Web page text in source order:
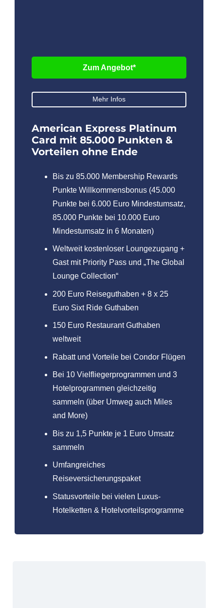
Zum Angebot*
Mehr Infos
American Express Platinum
Card mit 85.000 Punkten &
Vorteilen ohne Ende
Bis zu 85.000 Membership Rewards
Punkte Willkommensbonus (45.000
Punkte bei 6.000 Euro Mindestumsatz,
85.000 Punkte bei 10.000 Euro
Mindestumsatz in 6 Monaten)
Weltweit kostenloser Loungezugang +
Gast mit Priority Pass und „The Global
Lounge Collection“
200 Euro Reiseguthaben + 8 x 25
Euro Sixt Ride Guthaben
150 Euro Restaurant Guthaben
weltweit
Rabatt und Vorteile bei Condor Flügen
Bei 10 Vielfliegerprogrammen und 3
Hotelprogrammen gleichzeitig
sammeln (über Umweg auch Miles
and More)
Bis zu 1,5 Punkte je 1 Euro Umsatz
sammeln
Umfangreiches
Reiseversicherungspaket
Statusvorteile bei vielen Luxus-
Hotelketten & Hotelvorteilsprogramme